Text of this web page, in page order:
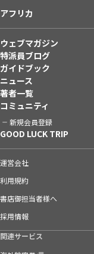
アフリカ
ウェブマガジン
特派員ブログ
ガイドブック
ニュース
著者一覧
コミュニティ
新規会員登録
GOOD LUCK TRIP
運営会社
利用規約
書店御担当者様へ
採用情報
関連サービス